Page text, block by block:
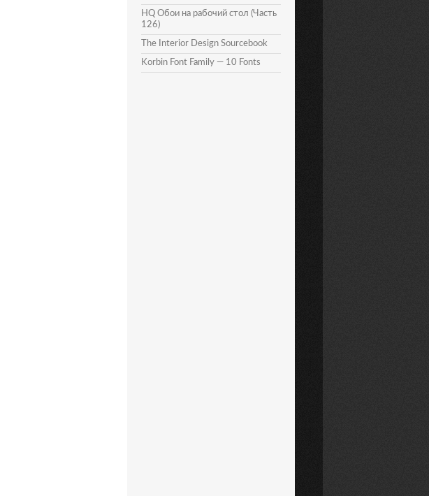
HQ Обои на рабочий стол (Часть
126)
The Interior Design Sourcebook
Korbin Font Family — 10 Fonts